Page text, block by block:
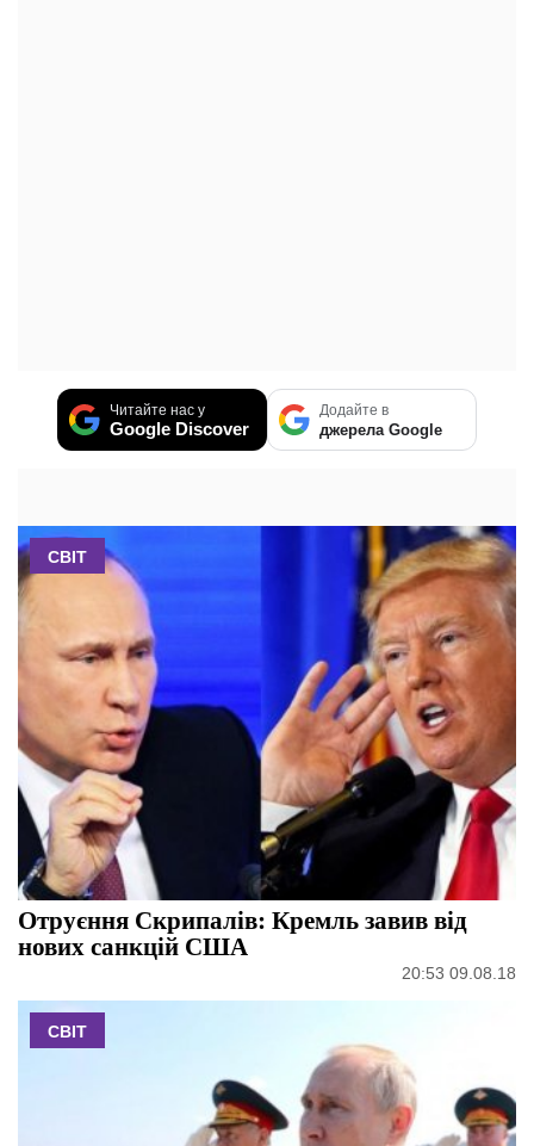
Читайте нас у
Google Discover
Додайте в
джерела Google
СВІТ
Отруєння Скрипалів: Кремль завив від
нових санкцій США
20:53 09.08.18
СВІТ